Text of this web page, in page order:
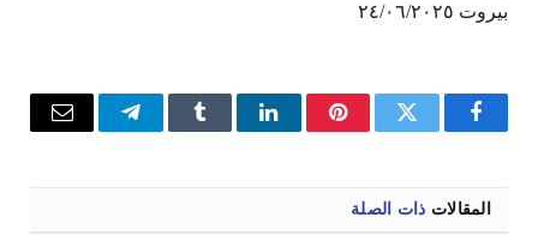
بيروت ٢٤/٠٦/٢٠٢٥
فيسبوكتويتر بينتيريستلينكدإن Tumblr تيلقرام البريد
المقالات ذات الصلة